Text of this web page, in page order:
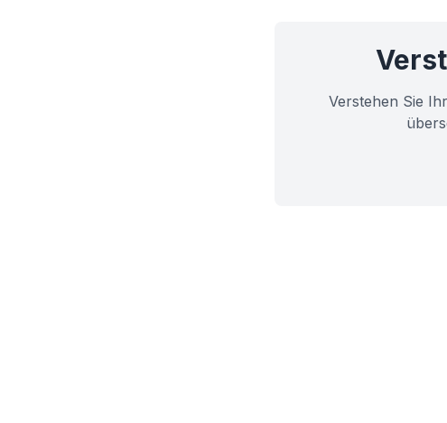
Verstehen Sie